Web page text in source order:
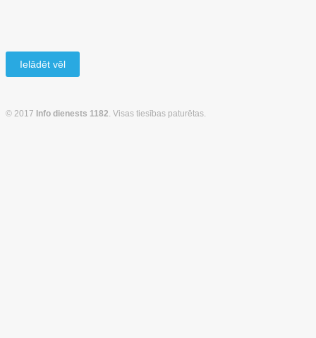
Ielādēt vēl
© 2017 Info dienests 1182. Visas tiesības paturētas.